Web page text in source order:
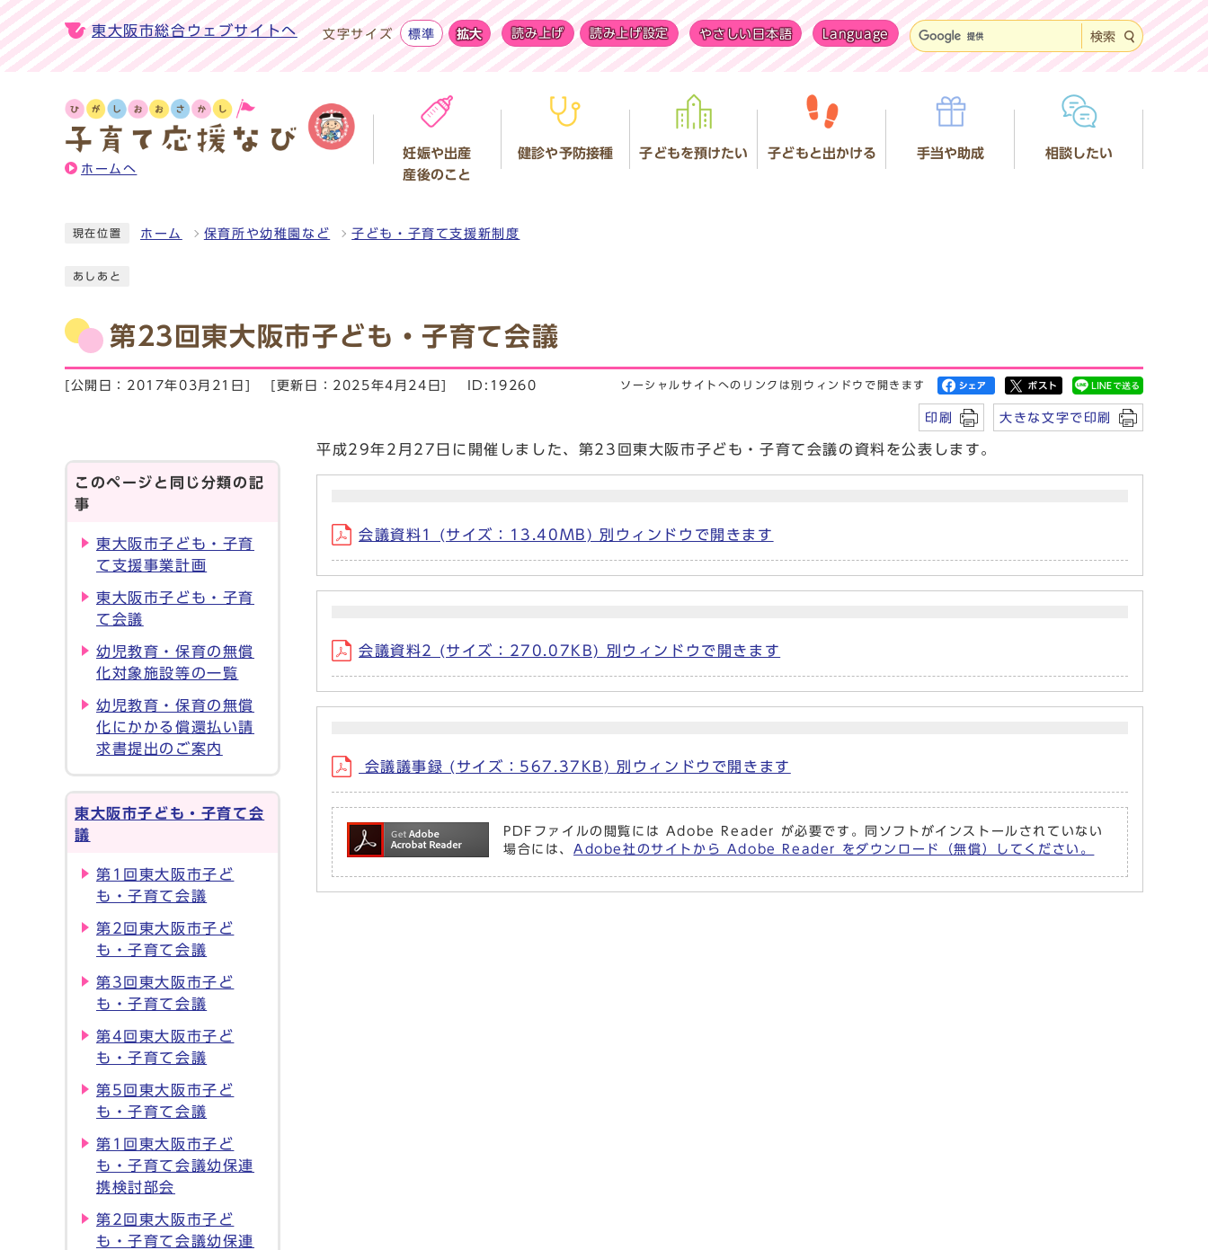
東大阪市総合ウェブサイトへ 文字サイズ 標準 拡大 読み上げ 読み上げ設定 やさしい日本語 Language 検索
ホームへ
妊娠や出産
産後のこと
健診や予防接種 子どもを預けたい 子どもと出かける 手当や助成 相談したい
現在位置 ホーム 保育所や幼稚園など 子ども・子育て支援新制度
あしあと
第23回東大阪市子ども・子育て会議
[公開日：2017年03月21日] [更新日：2025年4月24日] ID:19260 ソーシャルサイトへのリンクは別ウィンドウで開きます
印刷 大きな文字で印刷
平成29年2月27日に開催しました、第23回東大阪市子ども・子育て会議の資料を公表します。
会議資料1 (サイズ：13.40MB) 別ウィンドウで開きます
会議資料2 (サイズ：270.07KB) 別ウィンドウで開きます
会議議事録 (サイズ：567.37KB) 別ウィンドウで開きます
PDFファイルの閲覧には Adobe Reader が必要です。同ソフトがインストールされていない
場合には、 Adobe社のサイトから Adobe Reader をダウンロード（無償）してください。
このページと同じ分類の記
事
東大阪市子ども・子育
て支援事業計画
東大阪市子ども・子育
て会議
幼児教育・保育の無償
化対象施設等の一覧
幼児教育・保育の無償
化にかかる償還払い請
求書提出のご案内
東大阪市子ども・子育て会
議
第1回東大阪市子ど
も・子育て会議
第2回東大阪市子ど
も・子育て会議
第3回東大阪市子ど
も・子育て会議
第4回東大阪市子ど
も・子育て会議
第5回東大阪市子ど
も・子育て会議
第1回東大阪市子ど
も・子育て会議幼保連
携検討部会
第2回東大阪市子ど
も・子育て会議幼保連